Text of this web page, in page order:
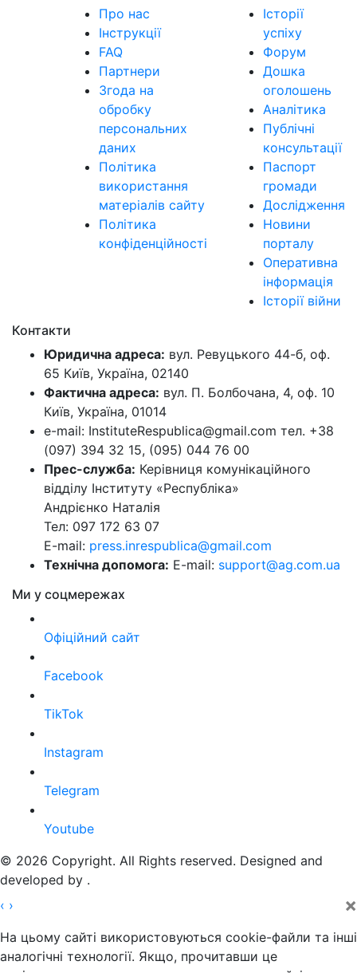
Про нас
Інструкції
FAQ
Партнери
Згода на
обробку
персональних
даних
Політика
використання
матеріалів сайту
Політика
конфіденційності
Історії
успіху
Форум
Дошка
оголошень
Аналітика
Публічні
консультації
Паспорт
громади
Дослідження
Новини
порталу
Оперативна
інформація
Історії війни
Контакти
Юридична адреса: вул. Ревуцького 44-б, оф.
65 Київ, Україна, 02140
Фактична адреса: вул. П. Болбочана, 4, оф. 10
Київ, Україна, 01014
e-mail: InstituteRespublica@gmail.com тел. +38
(097) 394 32 15, (095) 044 76 00
Прес-служба: Керівниця комунікаційного
відділу Інституту «Республіка»
Андрієнко Наталія
Тел: 097 172 63 07
E-mail: press.inrespublica@gmail.com
Технічна допомога: E-mail: support@ag.com.ua
Ми у соцмережах
Офіційний сайт
Facebook
TikTok
Instagram
Telegram
Youtube
© 2026 Copyright. All Rights reserved. Designed and
developed by .
‹ › ×
На цьому сайті використовуються cookie-файли та інші
аналогічні технології. Якщо, прочитавши це